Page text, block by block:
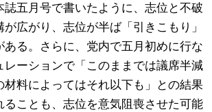
誌五月号で書いたように、志位と不破
広がり、志位が半ば「引きこもり」
ある。さらに、党内で五月初めに行な
レーションで「このままでは議席半減
材料によってはそれ以下も」との結果
ることも、志位を意気阻喪させた可能